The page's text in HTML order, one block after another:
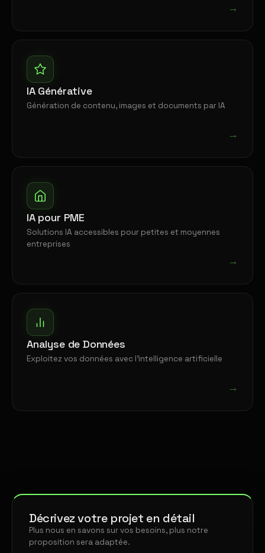
→
IA Générative
Génération de contenu, images et documents par IA
→
IA pour PME
Solutions IA accessibles pour petites et moyennes
entreprises
→
Analyse de Données
Exploitez vos données avec l'intelligence artificielle
→
Décrivez votre projet en détail
Plus nous en savons sur vos besoins, plus notre
proposition sera adaptée.